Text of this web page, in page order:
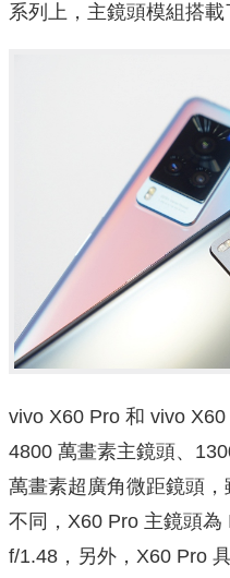
系列上，主鏡頭模組搭載
vivo X60 Pro 和 vivo
4800 萬畫素主鏡頭、
萬畫素超廣角微距鏡頭
不同，X60 Pro 主鏡頭為
f/1.48，另外，X60 Pro